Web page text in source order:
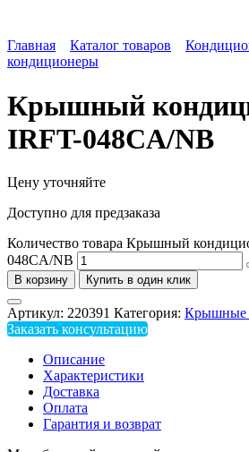
Главная Каталог товаров
кондиционеры
Крышный
IRFT-048CA/NB
Цену уточняйте
Доступно для предзаказа
Количество товара Крышный
048CA/NB
В корзину Купить в один клик
Артикул: 220391 Категория: Крышные
Заказать консультацию
Описание
Характеристики
Доставка
Оплата
Гарантия и возврат